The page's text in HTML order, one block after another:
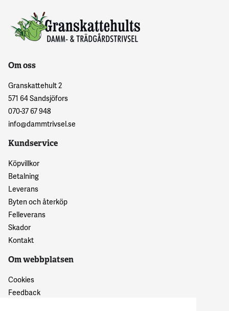
Om oss
Granskattehult 2
571 64 Sandsjöfors
070-37 67 948
info@dammtrivsel.se
Kundservice
Köpvillkor
Betalning
Leverans
Byten och återköp
Felleverans
Skador
Kontakt
Om webbplatsen
Cookies
Feedback